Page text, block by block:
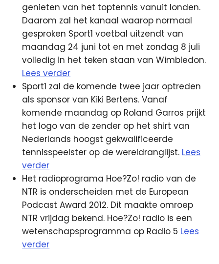
genieten van het toptennis vanuit londen.
Daarom zal het kanaal waarop normaal
gesproken Sport1 voetbal uitzendt van
maandag 24 juni tot en met zondag 8 juli
volledig in het teken staan van Wimbledon.
Lees verder
Sport1 zal de komende twee jaar optreden
als sponsor van Kiki Bertens. Vanaf
komende maandag op Roland Garros prijkt
het logo van de zender op het shirt van
Nederlands hoogst gekwalificeerde
tennisspeelster op de wereldranglijst. Lees
verder
Het radioprograma Hoe?Zo! radio van de
NTR is onderscheiden met de European
Podcast Award 2012. Dit maakte omroep
NTR vrijdag bekend. Hoe?Zo! radio is een
wetenschapsprogramma op Radio 5 Lees
verder